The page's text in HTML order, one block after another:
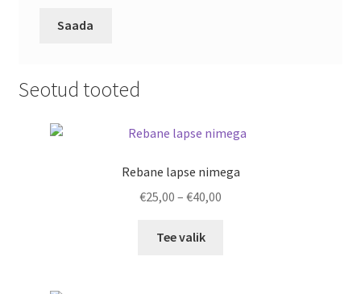
Seotud tooted
Rebane lapse nimega
€25,00 – €40,00
Tee valik